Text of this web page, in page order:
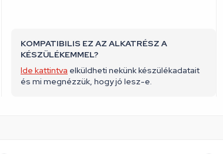
KOMPATIBILIS EZ AZ ALKATRÉSZ A
KÉSZÜLÉKEMMEL?
Ide kattintva elküldheti nekünk készülékadatait
és mi megnézzük, hogy jó lesz-e.